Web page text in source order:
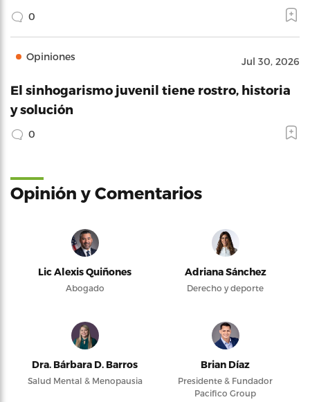
0
Opiniones Jul 30, 2026
El sinhogarismo juvenil tiene rostro, historia
y solución
0
Opinión y Comentarios
Lic Alexis Quiñones
Abogado
Adriana Sánchez
Derecho y deporte
Dra. Bárbara D. Barros
Salud Mental & Menopausia
Brian Díaz
Presidente & Fundador
Pacifico Group